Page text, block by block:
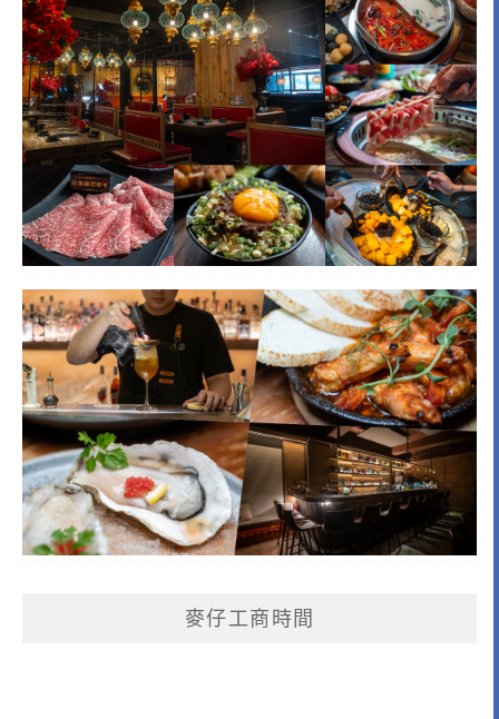
麥仔工商時間